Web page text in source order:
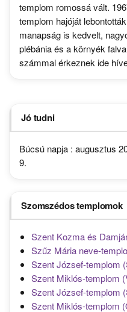
templom romossá vált.
templom hajóját
manapság is kedvelt,
plébánia és a környék
számmal érkeznek ide
Jó tudni
Búcsú napja : augusztus
9.
Szomszédos templomok
Szent Kozma és
Szűz Mária neve-
Szent József-templom
Szent Miklós-templom
Szent József-templom
Szent Miklós-templom